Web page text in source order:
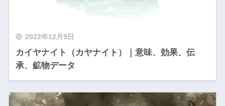
2022年12月9日
カイヤナイト（カヤナイト）｜意味、効果、伝
承、鉱物データ